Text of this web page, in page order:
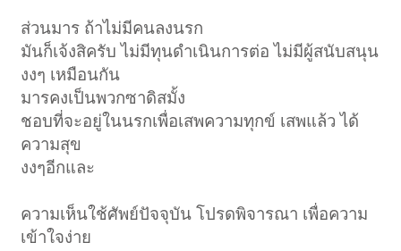
ส่วนมาร ถ้าไม่มีคนลงนรก
มันก็เจ้งสิครับ ไม่มีทุนดำเนินการต่อ ไม่มีผู้สนับสนุน
งงๆ เหมือนกัน
มารคงเป็นพวกซาดิสมั้ง
ชอบที่จะอยู่ในนรกเพื่อเสพความทุกข์ เสพแล้ว ได้
ความสุข
งงๆอีกและ
ความเห็นใช้ศัพย์ปัจจุบัน โปรดพิจารณา เพื่อความ
เข้าใจง่าย